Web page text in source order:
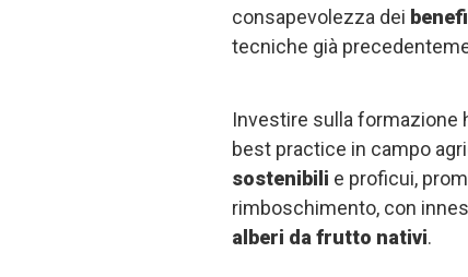
consapevolezza dei
tecniche già
Investire sulla formazione
best practice in campo
sostenibili e proficui,
rimboschimento, con
alberi da frutto nativi.